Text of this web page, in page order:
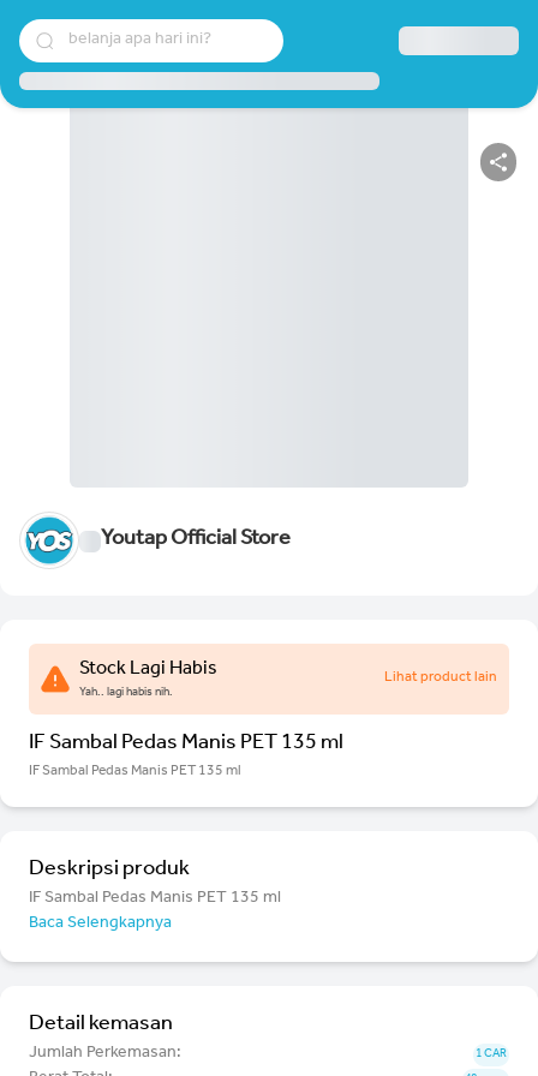
belanja apa hari ini?
Youtap Official Store
Stock Lagi Habis
Yah.. lagi habis nih.
Lihat product lain
IF Sambal Pedas Manis PET 135 ml
IF Sambal Pedas Manis PET 135 ml
Deskripsi produk
IF Sambal Pedas Manis PET 135 ml
Baca Selengkapnya
Detail kemasan
Jumlah Perkemasan: 1 CAR